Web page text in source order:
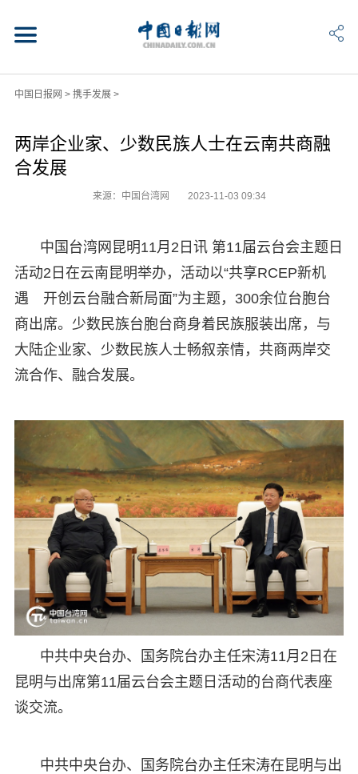
中国日报网 > 携手发展>
两岸企业家、少数民族人士在云南共商融
合发展
来源：中国台湾网 2023-11-03 09:34
中国台湾网昆明11月2日讯 第11届云台会主题日
活动2日在云南昆明举办，活动以“共享RCEP新机
遇 开创云台融合新局面”为主题，300余位台胞台
商出席。少数民族台胞台商身着民族服装出席，与
大陆企业家、少数民族人士畅叙亲情，共商两岸交
流合作、融合发展。
中共中央台办、国务院台办主任宋涛11月2日在
昆明与出席第11届云台会主题日活动的台商代表座
谈交流。
中共中央台办、国务院台办主任宋涛在昆明与出